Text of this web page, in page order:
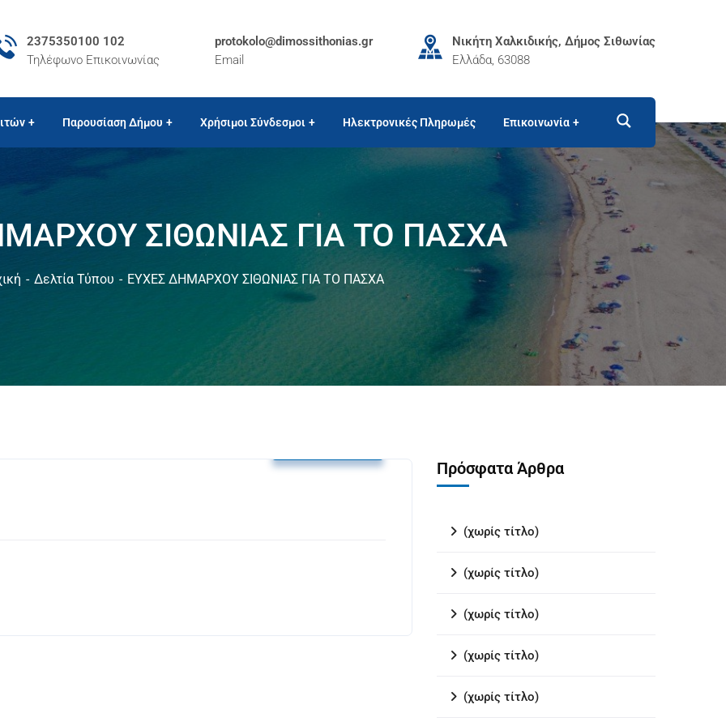
2375350100 102
Τηλέφωνο Επικοινωνίας
protokolo@dimossithonias.gr
Email
Νικήτη Χαλκιδικής, Δήμος Σιθωνίας
Ελλάδα, 63088
Παρουσίαση Δήμου Χρήσιμοι Σύνδεσμοι Ηλεκτρονικές Πληρωμές Επικοινωνία
ΣΙΘΩΝΙΑΣ ΓΙΑ ΤΟ ΠΑΣΧΑ
Δελτία Τύπου ΕΥΧΕΣ ΔΗΜΑΡΧΟΥ ΣΙΘΩΝΙΑΣ ΓΙΑ ΤΟ ΠΑΣΧΑ
Πρόσφατα Άρθρα
(χωρίς τίτλο)
(χωρίς τίτλο)
(χωρίς τίτλο)
(χωρίς τίτλο)
(χωρίς τίτλο)